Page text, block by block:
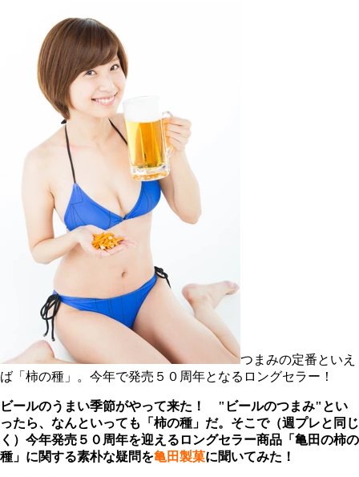
つまみの定番といえ
ば「柿の種」。今年で発売５０周年となるロングセラー！
ビールのうまい季節がやって来た！ "ビールのつまみ"とい
ったら、なんといっても「柿の種」だ。そこで（週プレと同じ
く）今年発売５０周年を迎えるロングセラー商品「亀田の柿の
種」に関する素朴な疑問を亀田製菓に聞いてみた！